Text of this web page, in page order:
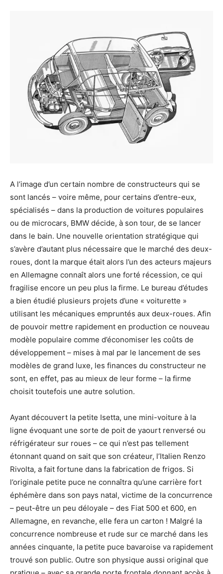
A l’image d’un certain nombre de constructeurs qui se
sont lancés – voire même, pour certains d’entre-eux,
spécialisés – dans la production de voitures populaires
ou de microcars, BMW décide, à son tour, de se lancer
dans le bain. Une nouvelle orientation stratégique qui
s’avère d’autant plus nécessaire que le marché des deux-
roues, dont la marque était alors l’un des acteurs majeurs
en Allemagne connaît alors une forté récession, ce qui
fragilise encore un peu plus la firme. Le bureau d’études
a bien étudié plusieurs projets d’une « voiturette »
utilisant les mécaniques empruntés aux deux-roues. Afin
de pouvoir mettre rapidement en production ce nouveau
modèle populaire comme d’économiser les coûts de
développement – mises à mal par le lancement de ses
modèles de grand luxe, les finances du constructeur ne
sont, en effet, pas au mieux de leur forme – la firme
choisit toutefois une autre solution.
Ayant découvert la petite Isetta, une mini-voiture à la
ligne évoquant une sorte de poit de yaourt renversé ou
réfrigérateur sur roues – ce qui n’est pas tellement
étonnant quand on sait que son créateur, l’Italien Renzo
Rivolta, a fait fortune dans la fabrication de frigos. Si
l’originale petite puce ne connaîtra qu’une carrière fort
éphémère dans son pays natal, victime de la concurrence
– peut-être un peu déloyale – des Fiat 500 et 600, en
Allemagne, en revanche, elle fera un carton ! Malgré la
concurrence nombreuse et rude sur ce marché dans les
années cinquante, la petite puce bavaroise va rapidement
trouvé son public. Outre son physique aussi original que